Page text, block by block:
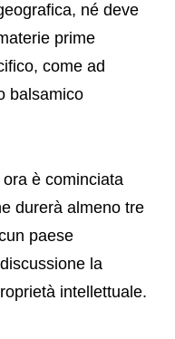
né deve
prime
come ad
balsamico
ora è cominciata
durerà almeno tre
paese
la
intellettuale.